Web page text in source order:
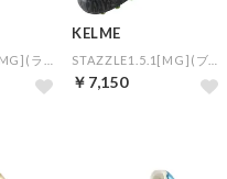
KELME
￥7,150